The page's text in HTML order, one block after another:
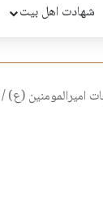
شهادت اهل بیت
اميرالمومنين (ع)/